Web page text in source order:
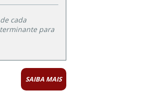
cada
para
SAIBA MAIS